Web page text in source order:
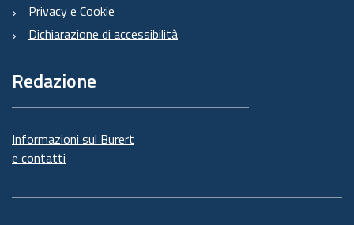
Privacy e Cookie
Dichiarazione di accessibilità
Redazione
Informazioni sul Burert
e contatti